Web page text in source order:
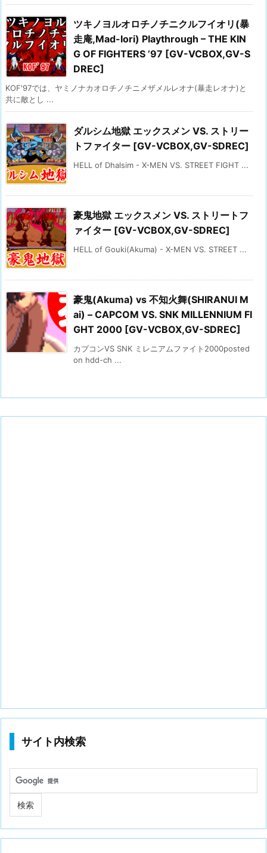
ツキノヨルオロチノチニクルフイオリ(暴
走庵,Mad-Iori) Playthrough – THE KIN
G OF FIGHTERS ’97 [GV-VCBOX,GV-S
DREC]
KOF'97では、ヤミノナカオロチノチニメザメルレオナ(暴走レオナ)と
共に敵とし ...
ダルシム地獄 エックスメン VS. ストリー
トファイター [GV-VCBOX,GV-SDREC]
HELL of Dhalsim - X-MEN VS. STREET FIGHT ...
豪鬼地獄 エックスメン VS. ストリートフ
ァイター [GV-VCBOX,GV-SDREC]
HELL of Gouki(Akuma) - X-MEN VS. STREET ...
豪鬼(Akuma) vs 不知火舞(SHIRANUI M
ai) – CAPCOM VS. SNK MILLENNIUM FI
GHT 2000 [GV-VCBOX,GV-SDREC]
カプコンVS SNK ミレニアムファイト2000posted
on hdd-ch ...
サイト内検索